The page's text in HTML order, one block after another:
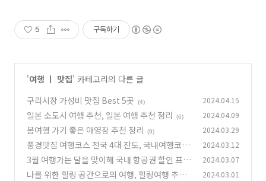
5 구독하기
'여행 ㅣ 맛집' 카테고리의 다른 글
구리시장 가성비 맛집 Best 5곳
(4) 2024.04.15
일본 소도시 여행 추천, 일본 여행 추천 정리 (6) 2024.04.09
봄여행 가기 좋은 야영장 추천 정리 (9) 2024.03.29
풍경맛집 여행코스 전국 4대 잔도, 국내여행코스
4대 잔도
(10)
2024.03.12
3월 여행가는 달을 맞이해 국내 항공권 할인 프로
모션 진행중
(20)
2024.03.07
나를 위한 힐링 공간으로의 여행, 힐링여행 추천
2024.03.01